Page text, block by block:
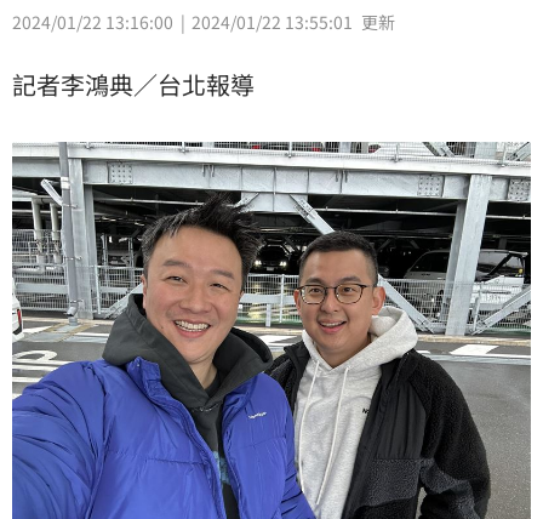
2024/01/22 13:16:00 2024/01/22 13:55:01 更新
記者李鴻典／台北報導